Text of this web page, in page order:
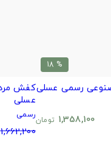
% 18
رسمی عسلی
1,358,100 تومان
عسلی
رسمی
1,662,200